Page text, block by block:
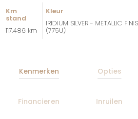
Km
stand
117.486 km
Kleur
IRIDIUM SILVER - METALLIC
(775U)
Kenmerken Opties
Financieren Inruilen